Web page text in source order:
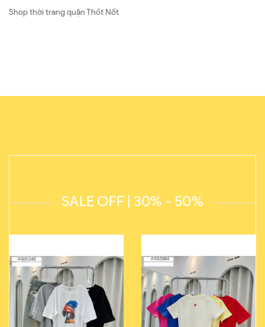
Shop thời trang quận Thốt Nốt
SALE OFF | 30% - 50%